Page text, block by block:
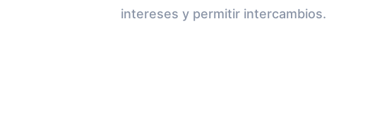
intereses y permitir intercambios.